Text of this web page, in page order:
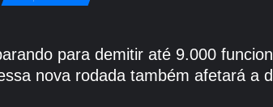
para demitir até 9.000
nova rodada também afetará a